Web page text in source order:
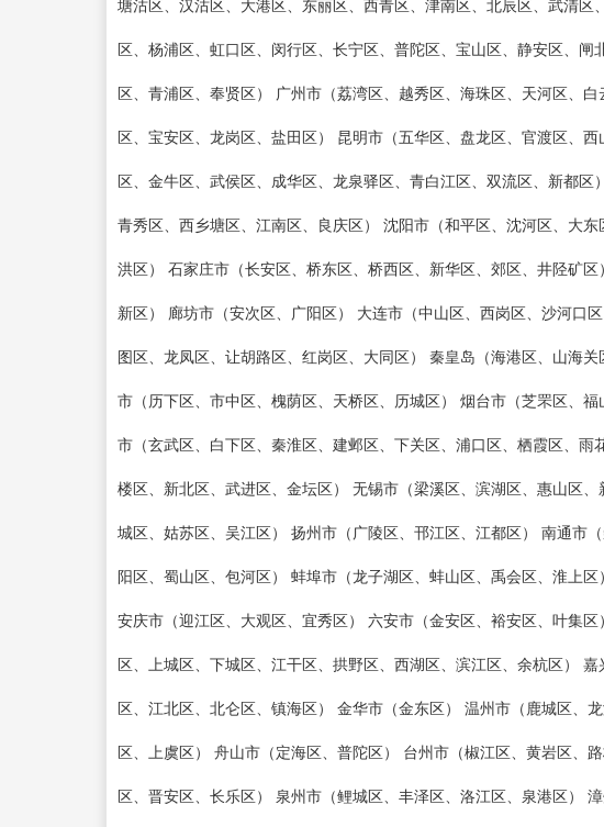
塘沽区、汉沽区、大港区、东丽区、西青区、津南区、北辰区、武清
区、杨浦区、虹口区、闵行区、长宁区、普陀区、宝山区、静安区、
区、青浦区、奉贤区） 广州市（荔湾区、越秀区、海珠区、天河区、
区、宝安区、龙岗区、盐田区） 昆明市（五华区、盘龙区、官渡区、
区、金牛区、武侯区、成华区、龙泉驿区、青白江区、双流区、新都区
青秀区、西乡塘区、江南区、良庆区） 沈阳市（和平区、沈河区、大
洪区） 石家庄市（长安区、桥东区、桥西区、新华区、郊区、井陉矿区
新区） 廊坊市（安次区、广阳区） 大连市（中山区、西岗区、沙河口
图区、龙凤区、让胡路区、红岗区、大同区） 秦皇岛（海港区、山海
市（历下区、市中区、槐荫区、天桥区、历城区） 烟台市（芝罘区、
市（玄武区、白下区、秦淮区、建邺区、下关区、浦口区、栖霞区、
楼区、新北区、武进区、金坛区） 无锡市（梁溪区、滨湖区、惠山区
城区、姑苏区、吴江区） 扬州市（广陵区、邗江区、江都区） 南通市
阳区、蜀山区、包河区） 蚌埠市（龙子湖区、蚌山区、禹会区、淮上
安庆市（迎江区、大观区、宜秀区） 六安市（金安区、裕安区、叶集
区、上城区、下城区、江干区、拱野区、西湖区、滨江区、余杭区）
区、江北区、北仑区、镇海区） 金华市（金东区） 温州市（鹿城区、
区、上虞区） 舟山市（定海区、普陀区） 台州市（椒江区、黄岩区、
区、晋安区、长乐区） 泉州市（鲤城区、丰泽区、洛江区、泉港区）